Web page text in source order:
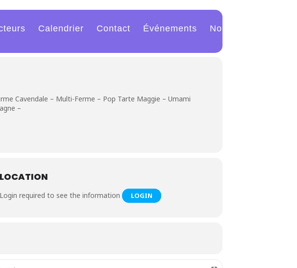
Calendrier Contact Événements Nouvelles
Cavendale – Multi-Ferme – Pop Tarte Maggie – Umami
–
LOCATION
Login required to see the information LOGIN